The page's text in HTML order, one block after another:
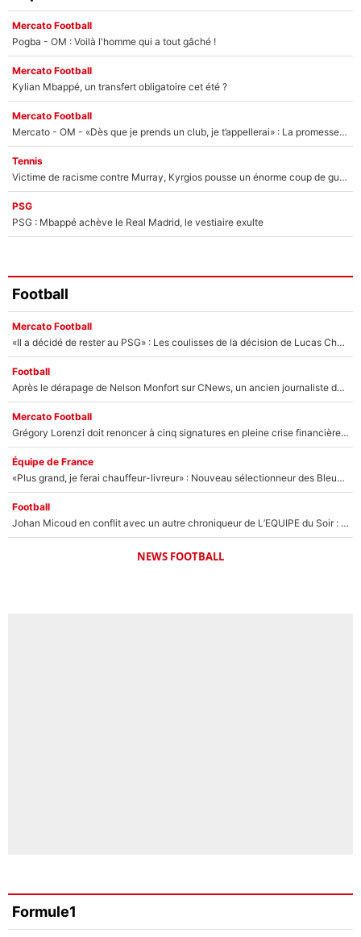
Mercato Football
Pogba - OM : Voilà l'homme qui a tout gâché !
Mercato Football
Kylian Mbappé, un transfert obligatoire cet été ?
Mercato Football
Mercato - OM - «Dès que je prends un club, je t’appellerai» : La promesse de Marcelino au moment de claquer la porte
Tennis
Victime de racisme contre Murray, Kyrgios pousse un énorme coup de gueule !
PSG
PSG : Mbappé achève le Real Madrid, le vestiaire exulte
Football
Mercato Football
«Il a décidé de rester au PSG» : Les coulisses de la décision de Lucas Chevalier pour son transfert
Football
Après le dérapage de Nelson Monfort sur CNews, un ancien journaliste de France Télévisions relance la polémique sur les incendies en Gironde
Mercato Football
Grégory Lorenzi doit renoncer à cinq signatures en pleine crise financière : L’IA propose sept noms à l’OM pour un mercato réussi... à seulement 5M€ !
Équipe de France
«Plus grand, je ferai chauffeur-livreur» : Nouveau sélectionneur des Bleus, Zinédine Zidane s’était imaginé un avenir très différent lorsqu'il était enfant
Football
Johan Micoud en conflit avec un autre chroniqueur de L’EQUIPE du Soir : «Pendant un moment, je ne les ai pas remis ensemble dans l'émission»
NEWS FOOTBALL
Formule1